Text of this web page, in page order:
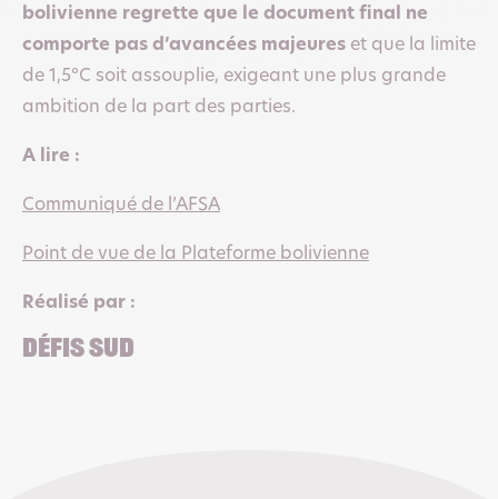
bolivienne regrette que le document final ne
comporte pas d’avancées majeures et que la limite
de 1,5°C soit assouplie, exigeant une plus grande
ambition de la part des parties.
A lire :
Communiqué de l’AFSA
Point de vue de la Plateforme bolivienne
Réalisé par :
Défis Sud